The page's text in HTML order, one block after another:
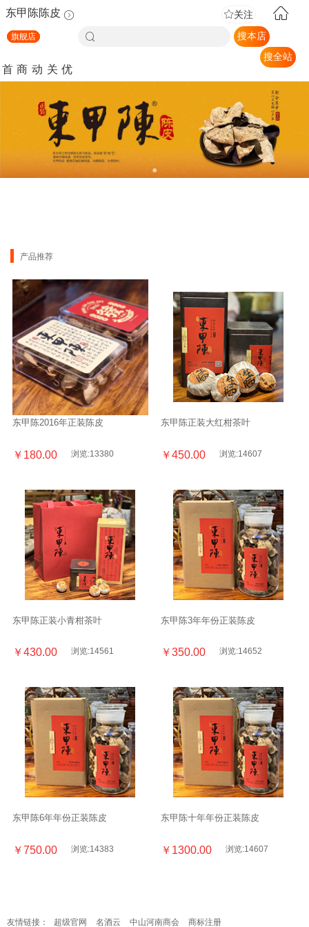
东甲陈陈皮 关注
旗舰店
搜本店
搜全站
首 商 动 关
我
们
优
券
●
产品推荐
东甲陈2016年正装陈皮
￥180.00 浏览:13380
东甲陈正装大红柑茶叶
￥450.00 浏览:14607
东甲陈正装小青柑茶叶
￥430.00 浏览:14561
东甲陈3年年份正装陈皮
￥350.00 浏览:14652
东甲陈6年年份正装陈皮
￥750.00 浏览:14383
东甲陈十年年份正装陈皮
￥1300.00 浏览:14607
友情链接： 超级官网 名酒云 中山河南商会 商标注册